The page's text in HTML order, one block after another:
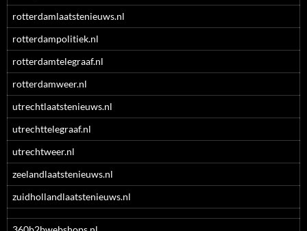
rotterdamlaatstenieuws.nl
rotterdampolitiek.nl
rotterdamtelegraaf.nl
rotterdamweer.nl
utrechtlaatstenieuws.nl
utrechttelegraaf.nl
utrechtweer.nl
zeelandlaatstenieuws.nl
zuidhollandlaatstenieuws.nl